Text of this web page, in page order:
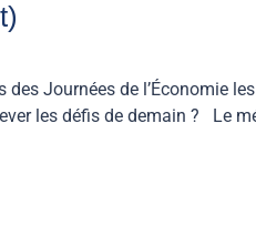
Journées de l’Économie
les défis de demain ? Le